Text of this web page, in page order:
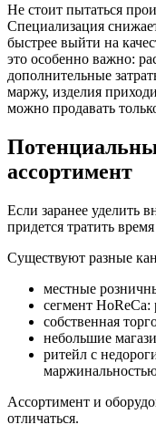
Не стоит пытаться
Специализация
быстрее выйти на
это особенно важно:
дополнительные
маржу, изделия
можно продавать
ассортимент
Если заранее уделить
придется тратить
Существуют разные
местные
сегмент
собственная
небольшие
ритейл с
Ассортимент и
отличаться.